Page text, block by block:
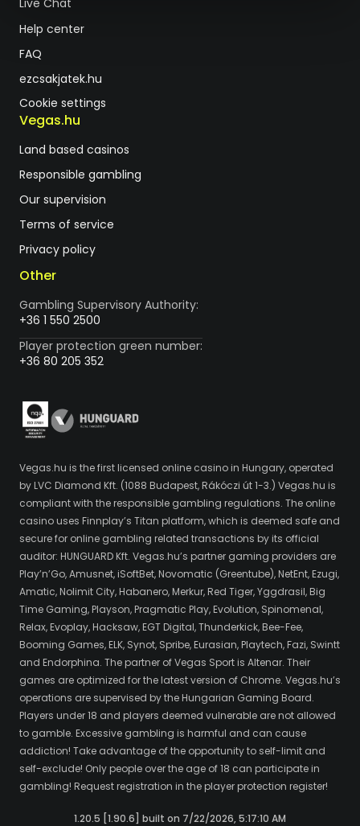
Live Chat
Help center
FAQ
ezcsakjatek.hu
Cookie settings
Vegas.hu
Land based casinos
Responsible gambling
Our supervision
Terms of service
Privacy policy
Other
Gambling Supervisory Authority:
+36 1 550 2500
Player protection green number:
+36 80 205 352
Vegas.hu is the first licensed online casino in Hungary, operated
by LVC Diamond Kft. (1088 Budapest, Rákóczi út 1-3.) Vegas.hu is
compliant with the responsible gambling regulations. The online
casino uses Finnplay’s Titan platform, which is deemed safe and
secure for online gambling related transactions by its official
auditor: HUNGUARD Kft. Vegas.hu’s partner gaming providers are
Play’n’Go, Amusnet, iSoftBet, Novomatic (Greentube), NetEnt, Ezugi,
Amatic, Nolimit City, Habanero, Merkur, Red Tiger, Yggdrasil, Big
Time Gaming, Playson, Pragmatic Play, Evolution, Spinomenal,
Relax, Evoplay, Hacksaw, EGT Digital, Thunderkick, Bee-Fee,
Booming Games, ELK, Synot, Spribe, Eurasian, Playtech, Fazi, Swintt
and Endorphina. The partner of Vegas Sport is Altenar. Their
games are optimized for the latest version of Chrome. Vegas.hu’s
operations are supervised by the Hungarian Gaming Board.
Players under 18 and players deemed vulnerable are not allowed
to gamble. Excessive gambling is harmful and can cause
addiction! Take advantage of the opportunity to self-limit and
self-exclude! Only people over the age of 18 can participate in
gambling! Request registration in the player protection register!
1.20.5 [1.90.6] built on 7/22/2026, 5:17:10 AM